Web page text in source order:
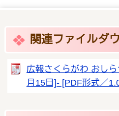
関連ファイルダ
広報さくらがわ おし
月15日]- [PDF形式／